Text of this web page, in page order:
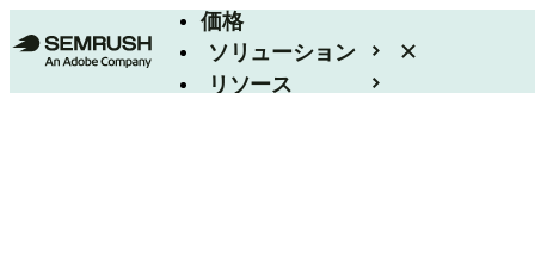
価格
ソリューション
リソース